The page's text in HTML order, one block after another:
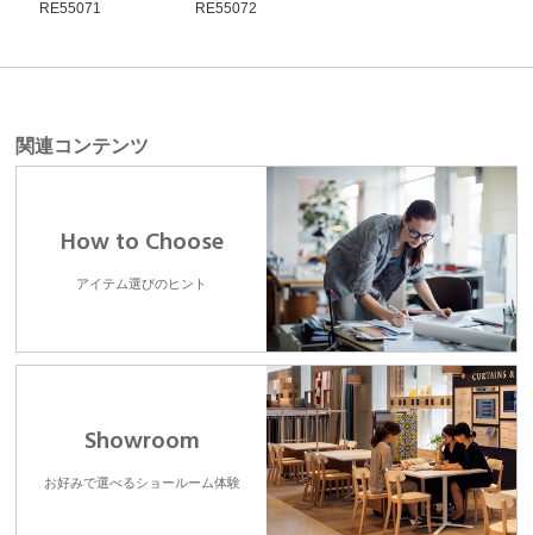
RE55071
RE55072
関連コンテンツ
How to Choose
アイテム選びのヒント
Showroom
お好みで選べるショールーム体験